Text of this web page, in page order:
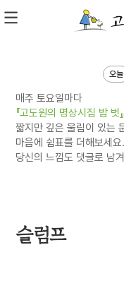
오늘
매주 토요일마다
『고도원의 명상시집 밥 벗』
짧지만 깊은 울림이 있는
마음에 쉼표를 더해보세요.
당신의 느낌도 댓글로 남
슬럼프